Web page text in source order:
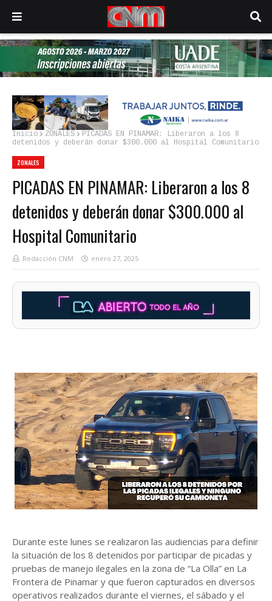
Inicio ZONALES
PICADAS EN PINAMAR: Liberaron a los 8
detenidos y deberán donar $300.000 al Hospital Comunitario
ZONALES
PICADAS EN PINAMAR: Liberaron a los 8
detenidos y deberán donar $300.000 al
Hospital Comunitario
Redacción CNM enero 27, 2025
Durante este lunes se realizaron las audiencias para definir
la situación de los 8 detenidos por participar de picadas y
pruebas de manejo ilegales en la zona de “La Olla” en La
Frontera de Pinamar y que fueron capturados en diversos
operativos realizados durante el viernes, el sábado y el